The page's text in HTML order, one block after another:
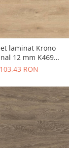
laminat Krono
12 mm K469
Vicovero Stejar,
103,43 RON